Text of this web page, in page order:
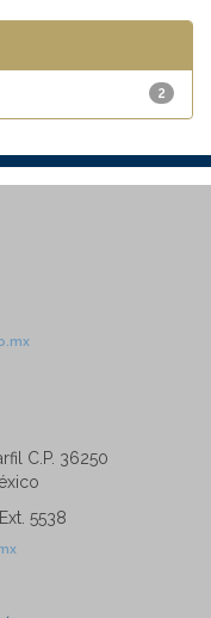
2
C.P. 36250
5538